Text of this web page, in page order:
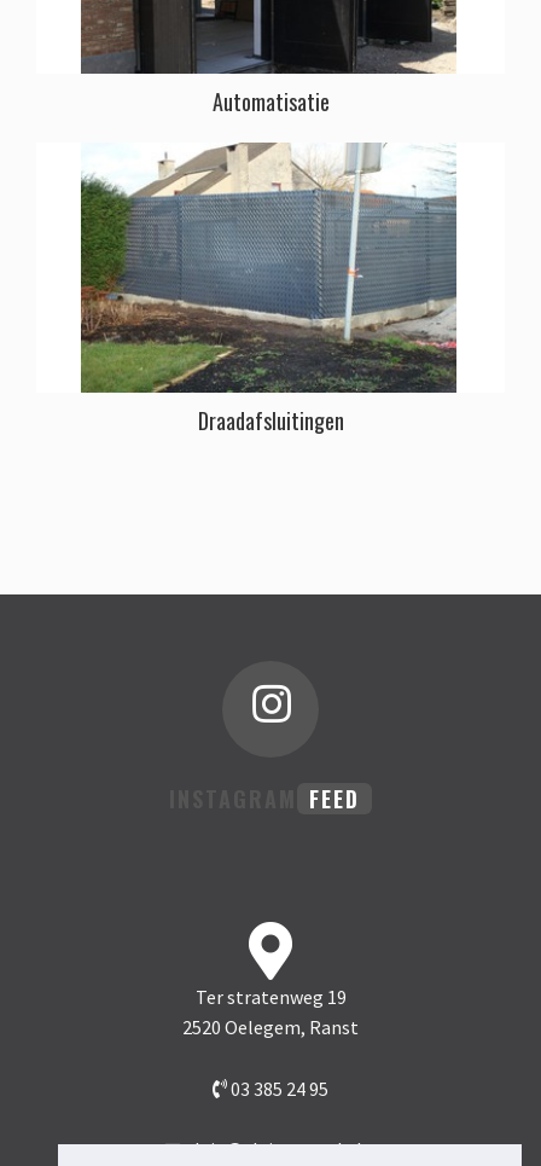
Automatisatie
Draadafsluitingen
FEED
Ter stratenweg 19
2520 Oelegem, Ranst
03 385 24 95
alain@alainmattele.be